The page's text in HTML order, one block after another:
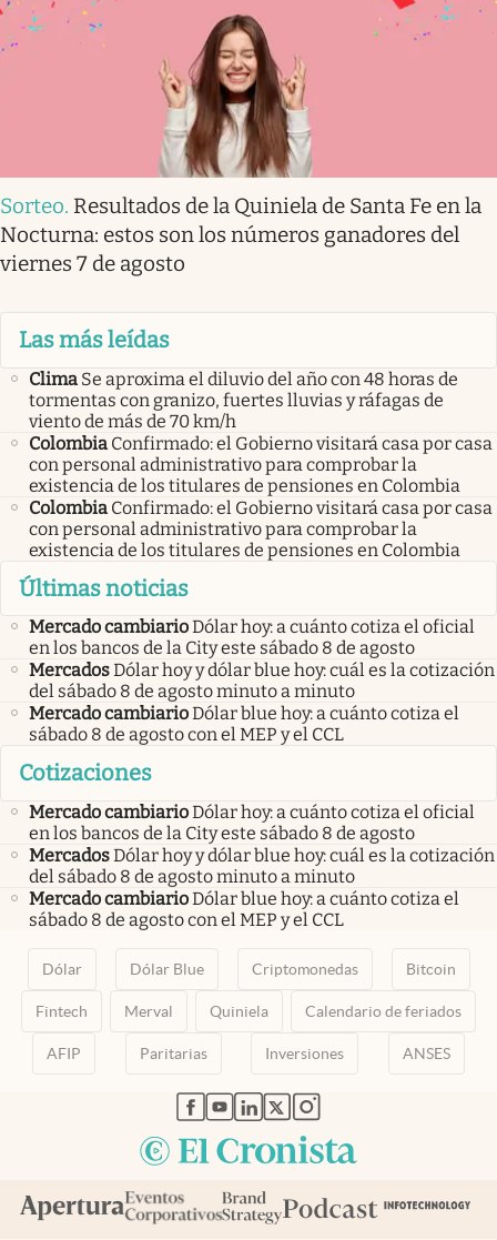
Sorteo. Resultados de la Quiniela de Santa Fe en la
Nocturna: estos son los números ganadores del
viernes 7 de agosto
Las más leídas
Clima Se aproxima el diluvio del año con 48 horas de
tormentas con granizo, fuertes lluvias y ráfagas de
viento de más de 70 km/h
Colombia Confirmado: el Gobierno visitará casa por casa
con personal administrativo para comprobar la
existencia de los titulares de pensiones en Colombia
Colombia Confirmado: el Gobierno visitará casa por casa
con personal administrativo para comprobar la
existencia de los titulares de pensiones en Colombia
Últimas noticias
Mercado cambiarioDólar hoy: a cuánto cotiza el oficial
en los bancos de la City este sábado 8 de agosto
MercadosDólar hoy y dólar blue hoy: cuál es la cotización
del sábado 8 de agosto minuto a minuto
Mercado cambiarioDólar blue hoy: a cuánto cotiza el
sábado 8 de agosto con el MEP y el CCL
Cotizaciones
Mercado cambiarioDólar hoy: a cuánto cotiza el oficial
en los bancos de la City este sábado 8 de agosto
MercadosDólar hoy y dólar blue hoy: cuál es la cotización
del sábado 8 de agosto minuto a minuto
Mercado cambiarioDólar blue hoy: a cuánto cotiza el
sábado 8 de agosto con el MEP y el CCL
Dólar Dólar Blue Criptomonedas Bitcoin
Fintech Merval Quiniela Calendario de feriados
AFIP Paritarias Inversiones ANSES
abre en nueva pestaña
abre en nueva pestaña
abre en nueva pestaña
abre en nueva pestaña
abre en nueva pestaña